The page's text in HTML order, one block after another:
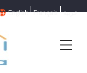
English Français عربية